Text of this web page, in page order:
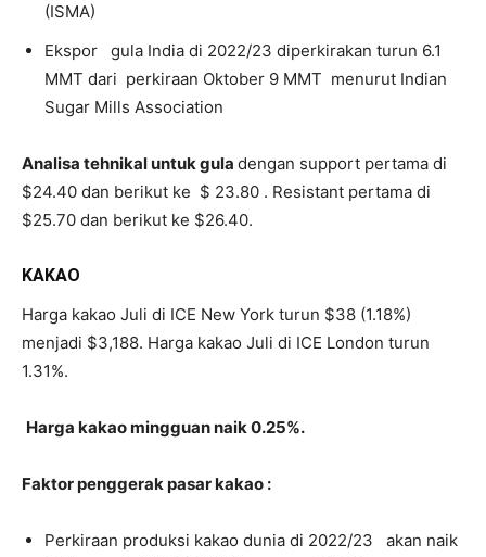
(ISMA)
Ekspor gula India di 2022/23 diperkirakan turun 6.1
MMT dari perkiraan Oktober 9 MMT menurut Indian
Sugar Mills Association
Analisa tehnikal untuk gula dengan support pertama di
$24.40 dan berikut ke $ 23.80 . Resistant pertama di
$25.70 dan berikut ke $26.40.
KAKAO
Harga kakao Juli di ICE New York turun $38 (1.18%)
menjadi $3,188. Harga kakao Juli di ICE London turun
1.31%.
Harga kakao mingguan naik 0.25%.
Faktor penggerak pasar kakao :
Perkiraan produksi kakao dunia di 2022/23 akan naik